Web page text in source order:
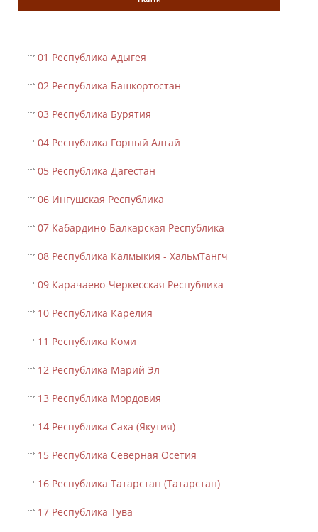
01 Республика Адыгея
02 Республика Башкортостан
03 Республика Бурятия
04 Республика Горный Алтай
05 Республика Дагестан
06 Ингушская Республика
07 Кабардино-Балкарская Республика
08 Республика Калмыкия - ХальмТангч
09 Карачаево-Черкесская Республика
10 Республика Карелия
11 Республика Коми
12 Республика Марий Эл
13 Республика Мордовия
14 Республика Саха (Якутия)
15 Республика Северная Осетия
16 Республика Татарстан (Татарстан)
17 Республика Тува